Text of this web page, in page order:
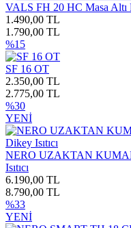
VALS FH 20 HC Masa Altı
1.490,00 TL
1.790,00 TL
%15
SF 16 OT
2.350,00 TL
2.775,00 TL
%30
YENİ
NERO UZAKTAN
Isıtıcı
6.190,00 TL
8.790,00 TL
%33
YENİ